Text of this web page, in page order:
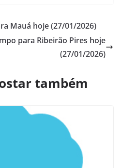
Mauá hoje (27/01/2026)
para Ribeirão Pires hoje
(27/01/2026)
também